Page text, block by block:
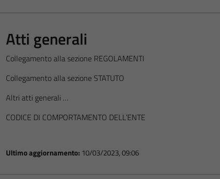
Atti generali
Collegamento alla sezione REGOLAMENTI
Collegamento alla sezione STATUTO
Altri atti generali …
CODICE DI COMPORTAMENTO DELL’ENTE
Ultimo aggiornamento: 10/03/2023, 09:06